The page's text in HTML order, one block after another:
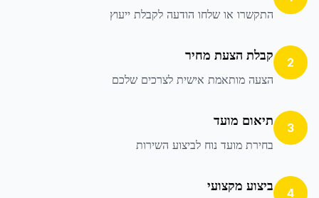
התקשרו או שלחו הודעה לקבלת ייעוץ
2 קבלת הצעת מחיר
הצעה מותאמת אישית לצרכים שלכם
3 תיאום מועד
בחירת מועד נוח לביצוע השירות
4 ביצוע מקצועי